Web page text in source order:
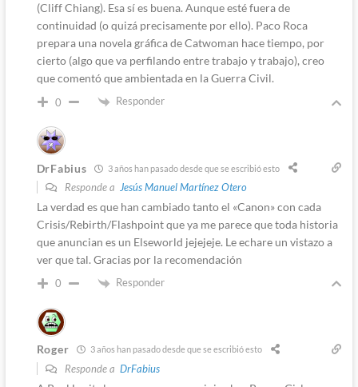
(Cliff Chiang). Esa sí es buena. Aunque esté fuera de
continuidad (o quizá precisamente por ello). Paco Roca
prepara una novela gráfica de Catwoman hace tiempo, por
cierto (algo que va perfilando entre trabajo y trabajo), creo
que comentó que ambientada en la Guerra Civil.
0 Responder
DrFabius 3 años han pasado desde que se escribió esto
Responde a Jesús Manuel Martínez Otero
La verdad es que han cambiado tanto el «Canon» con cada
Crisis/Rebirth/Flashpoint que ya me parece que toda historia
que anuncian es un Elseworld jejejeje. Le echare un vistazo a
ver que tal. Gracias por la recomendación
0 Responder
Roger 3 años han pasado desde que se escribió esto
Responde a DrFabius